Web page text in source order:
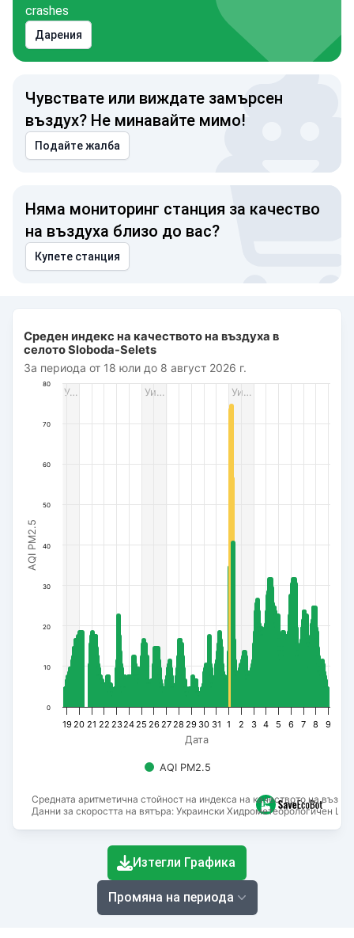
crashes
Дарения
Чувствате или виждате замърсен
въздух? Не минавайте мимо!
Подайте жалба
Няма мониторинг станция за качество
на въздуха близо до вас?
Купете станция
Bar chart with 491 bars.
За периода от 18 юли до 8 август 2026 г.
The chart has 1 X axis displaying Дата. Data ranges from
The chart has 1 Y axis displaying AQI PM2.5. Data ranges
Средната аритметична стойност на индекса на качеството на
Данни за скоростта на вятъра: Украински Хидрометеорологичен
Уи…
Уи…
У…
Дата
AQI PM2.5
Среден индекс на качеството на въздуха в
селото Sloboda-Selets
За периода от 18 юли до 8 август 2026 г.
AQI PM2.5
20 22 24 26 28 30 1 3 5 7 9
19 21 23 25 27 29 31 2 4 6 8
0
10
20
30
40
50
60
70
80
End of interactive chart.
Изтегли Графика
Промяна на периода